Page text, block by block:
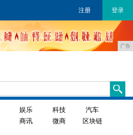
注册 登录
广告
娱乐 科技
汽车
商讯 微商
区块链